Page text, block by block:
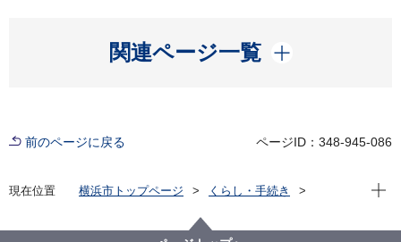
関連ページ一覧
開く
前のページに戻る ページID：348-945-086
現在位置 横浜市トップページ
くらし・手続き
地区計画・建築協定等
中区
現在